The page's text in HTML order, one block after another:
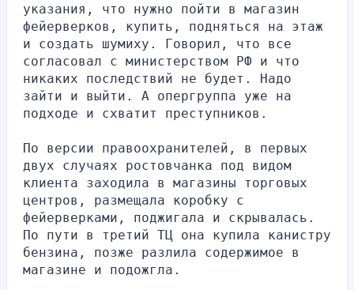
указания, что нужно пойти в магазин
фейерверков, купить, подняться на этаж
и создать шумиху. Говорил, что все
согласовал с министерством РФ и что
никаких последствий не будет. Надо
зайти и выйти. А опергруппа уже на
подходе и схватит преступников.
По версии правоохранителей, в первых
двух случаях ростовчанка под видом
клиента заходила в магазины торговых
центров, размещала коробку с
фейерверками, поджигала и скрывалась.
По пути в третий ТЦ она купила канистру
бензина, позже разлила содержимое в
магазине и подожгла.